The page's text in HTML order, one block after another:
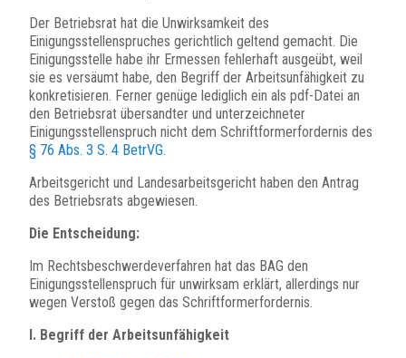
Der Betriebsrat hat die Unwirksamkeit des
Einigungsstellenspruches gerichtlich geltend gemacht. Die
Einigungsstelle habe ihr Ermessen fehlerhaft ausgeübt, weil
sie es versäumt habe, den Begriff der Arbeitsunfähigkeit zu
konkretisieren. Ferner genüge lediglich ein als pdf-Datei an
den Betriebsrat übersandter und unterzeichneter
Einigungsstellenspruch nicht dem Schriftformerfordernis des
§ 76 Abs. 3 S. 4 BetrVG.
Arbeitsgericht und Landesarbeitsgericht haben den Antrag
des Betriebsrats abgewiesen.
Die Entscheidung:
Im Rechtsbeschwerdeverfahren hat das BAG den
Einigungsstellenspruch für unwirksam erklärt, allerdings nur
wegen Verstoß gegen das Schriftformerfordernis.
I. Begriff der Arbeitsunfähigkeit